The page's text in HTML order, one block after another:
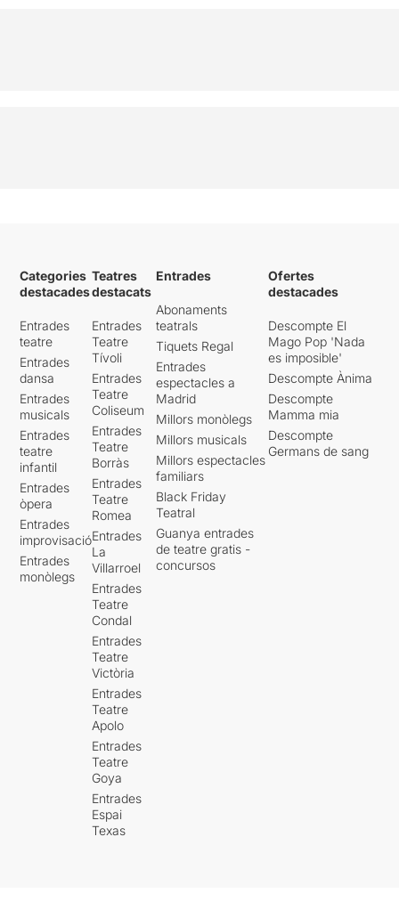
Categories
destacades
Entrades
teatre
Entrades
dansa
Entrades
musicals
Entrades
teatre
infantil
Entrades
òpera
Entrades
improvisació
Entrades
monòlegs
Teatres
destacats
Entrades
Teatre
Tívoli
Entrades
Teatre
Coliseum
Entrades
Teatre
Borràs
Entrades
Teatre
Romea
Entrades
La
Villarroel
Entrades
Teatre
Condal
Entrades
Teatre
Victòria
Entrades
Teatre
Apolo
Entrades
Teatre
Goya
Entrades
Espai
Texas
Entrades
Abonaments
teatrals
Tiquets Regal
Entrades
espectacles a
Madrid
Millors monòlegs
Millors musicals
Millors espectacles
familiars
Black Friday
Teatral
Guanya entrades
de teatre gratis -
concursos
Ofertes
destacades
Descompte El
Mago Pop 'Nada
es imposible'
Descompte Ànima
Descompte
Mamma mia
Descompte
Germans de sang